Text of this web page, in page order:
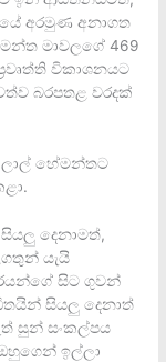
අරමුණ අනාගත
මාවලගේ 469
විකාශනයට
බරපතළ වරදක්
ලාල් හේමන්තට
දෙනාමත්,
යැයි
සිට ගුවන්
සියලු දෙනාත්
සුන් සංකල්පය
ඉල්ලා